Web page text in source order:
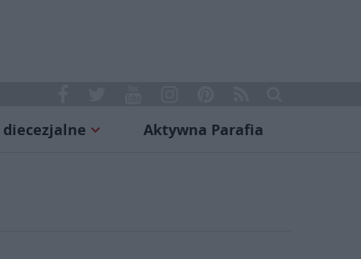
diecezjalne Aktywna Parafia